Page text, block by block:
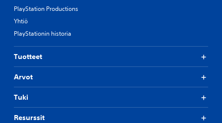
PlayStation Productions
Yhtiö
PlayStationin historia
Tuotteet
Arvot
Tuki
Resurssit